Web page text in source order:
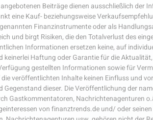
Beiträge dienen ausschließlich der
eine Kauf- beziehungsweise
Finanzinstrumente oder als
und birgt Risiken, die den Totalverlust des
Informationen ersetzen keine, auf
keinerlei Haftung oder Garantie für die
gestellten Informationen sowie für
veröffentlichten Inhalte keinen Einfluss und
Gegenstand dieser. Die Veröffentlichung der
Gastkommentatoren, Nachrichtenagenturen
von finanztrends.de und/ oder